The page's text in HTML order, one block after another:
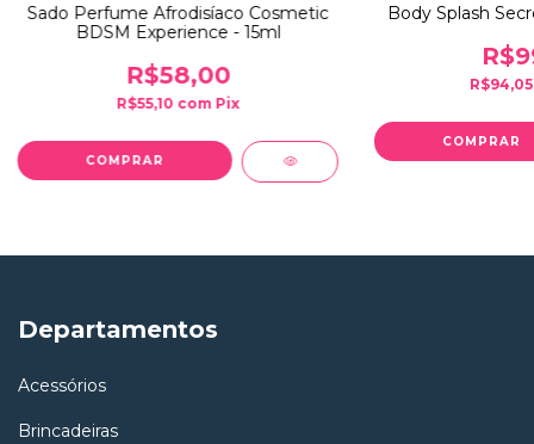
Sado Perfume Afrodisíaco Cosmetic
BDSM Experience - 15ml
R$58,00
R$55,10 com Pix
Body Splash
Departamentos
Acessórios
Brincadeiras